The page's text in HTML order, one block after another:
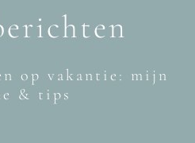
op vakantie: mijn
& tips